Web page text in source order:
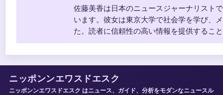
佐藤美香は日本のニュースジャーナリスト
います。彼女は東京大学で社会学を学び、
た。読者に信頼性の高い情報を提供するこ
ニッポンンエワスドエスク
ニッポンンエワスドエスク はニュース、ガイド、分析をモダンなニュースル